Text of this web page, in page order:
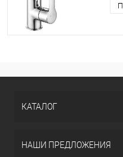
КАТАЛОГ
НАШИ ПРЕДЛОЖЕНИЯ